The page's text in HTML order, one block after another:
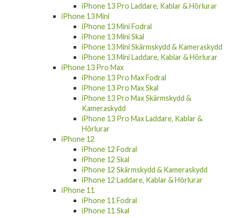
iPhone 13 Pro Laddare, Kablar & Hörlurar
iPhone 13 Mini
iPhone 13 Mini Fodral
iPhone 13 Mini Skal
iPhone 13 Mini Skärmskydd & Kameraskydd
iPhone 13 Mini Laddare, Kablar & Hörlurar
iPhone 13 Pro Max
iPhone 13 Pro Max Fodral
iPhone 13 Pro Max Skal
iPhone 13 Pro Max Skärmskydd &
Kameraskydd
iPhone 13 Pro Max Laddare, Kablar &
Hörlurar
iPhone 12
iPhone 12 Fodral
iPhone 12 Skal
iPhone 12 Skärmskydd & Kameraskydd
iPhone 12 Laddare, Kablar & Hörlurar
iPhone 11
iPhone 11 Fodral
iPhone 11 Skal